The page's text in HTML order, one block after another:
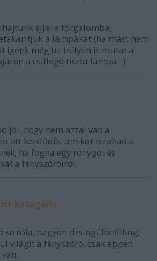
éjjel a forgalomba,
a lámpákat (ha mást nem
igen), még ha hülyén is mutat a
a csillogó tiszta lámpa. :)
jól, hogy nem azzal van a
ott kezdődik, amikor lerohad a
ha fogna egy ronygot és
a fényszóróiról.
kacagány
se róla, nagyon dzsingülbelfíling,
világít a fényszóró, csak éppen